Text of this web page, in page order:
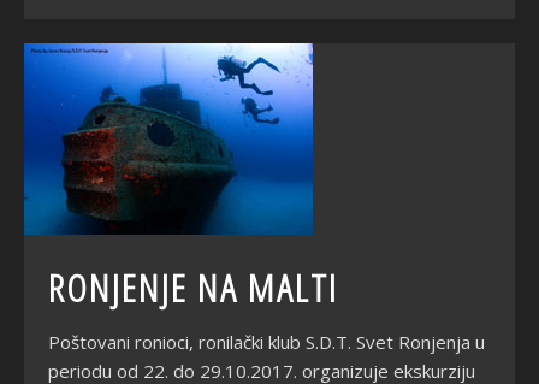
RONJENJE NA MALTI
Poštovani ronioci, ronilački klub S.D.T. Svet Ronjenja u
periodu od 22. do 29.10.2017. organizuje ekskurziju